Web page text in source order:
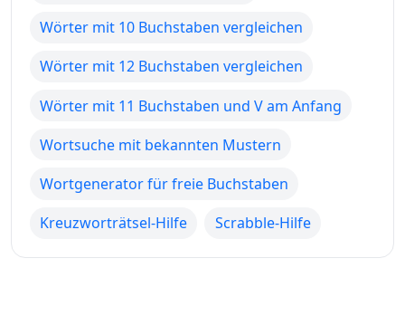
Wörter mit 10 Buchstaben vergleichen
Wörter mit 12 Buchstaben vergleichen
Wörter mit 11 Buchstaben und V am Anfang
Wortsuche mit bekannten Mustern
Wortgenerator für freie Buchstaben
Kreuzworträtsel-Hilfe
Scrabble-Hilfe